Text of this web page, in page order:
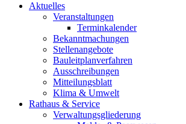
Aktuelles
Veranstaltungen
Terminkalender
Bekanntmachungen
Stellenangebote
Bauleitplanverfahren
Ausschreibungen
Mitteilungsblatt
Klima & Umwelt
Rathaus & Service
Verwaltungsgliederung